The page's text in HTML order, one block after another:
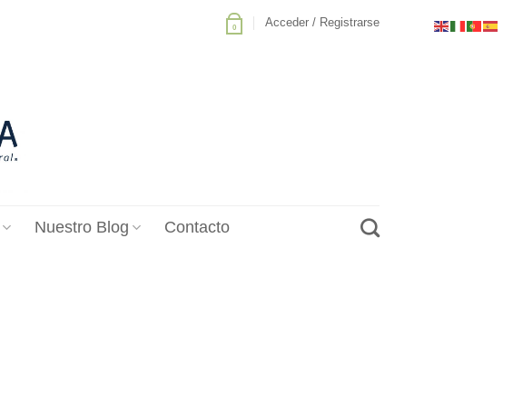
0 Acceder / Registrarse
Nuestro Blog Contacto